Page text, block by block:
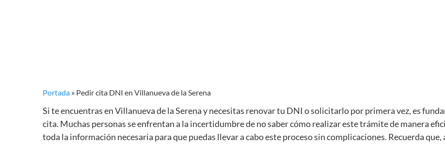
Portada » Pedir cita DNI en Villanueva de la Serena
Si te encuentras en Villanueva de la Serena y necesitas renovar tu DNI o solicitarlo por primera vez, es
cita. Muchas personas se enfrentan a la incertidumbre de no saber cómo realizar este trámite de manera
toda la información necesaria para que puedas llevar a cabo este proceso sin complicaciones. Recuerda